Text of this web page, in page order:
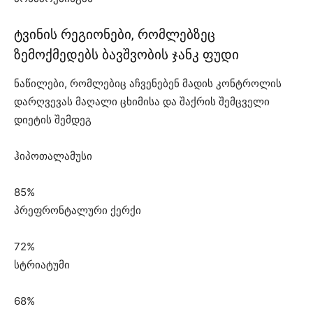
ტვინის რეგიონები, რომლებზეც
ზემოქმედებს ბავშვობის ჯანკ ფუდი
ნაწილები, რომლებიც აჩვენებენ მადის კონტროლის
დარღვევას მაღალი ცხიმისა და შაქრის შემცველი
დიეტის შემდეგ
ჰიპოთალამუსი
85%
პრეფრონტალური ქერქი
72%
სტრიატუმი
68%